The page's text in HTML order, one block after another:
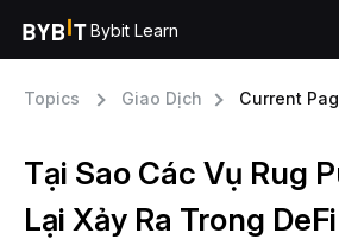
Bybit Learn
Topics Giao Dịch Current
Tại Sao Các Vụ Rug
Lại Xảy Ra Trong